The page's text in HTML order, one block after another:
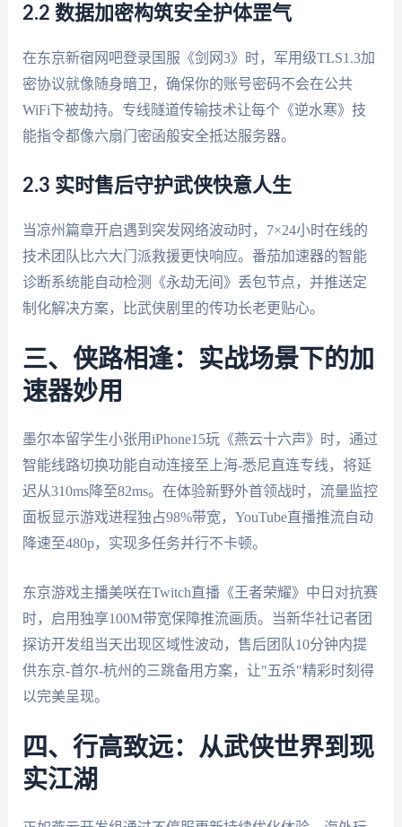
2.2 数据加密构筑安全护体罡气
在东京新宿网吧登录国服《剑网3》时，军用级TLS1.3加
密协议就像随身暗卫，确保你的账号密码不会在公共
WiFi下被劫持。专线隧道传输技术让每个《逆水寒》技
能指令都像六扇门密函般安全抵达服务器。
2.3 实时售后守护武侠快意人生
当凉州篇章开启遇到突发网络波动时，7×24小时在线的
技术团队比六大门派救援更快响应。番茄加速器的智能
诊断系统能自动检测《永劫无间》丢包节点，并推送定
制化解决方案，比武侠剧里的传功长老更贴心。
三、侠路相逢：实战场景下的加
速器妙用
墨尔本留学生小张用iPhone15玩《燕云十六声》时，通过
智能线路切换功能自动连接至上海-悉尼直连专线，将延
迟从310ms降至82ms。在体验新野外首领战时，流量监控
面板显示游戏进程独占98%带宽，YouTube直播推流自动
降速至480p，实现多任务并行不卡顿。
东京游戏主播美咲在Twitch直播《王者荣耀》中日对抗赛
时，启用独享100M带宽保障推流画质。当新华社记者团
探访开发组当天出现区域性波动，售后团队10分钟内提
供东京-首尔-杭州的三跳备用方案，让"五杀"精彩时刻得
以完美呈现。
四、行高致远：从武侠世界到现
实江湖